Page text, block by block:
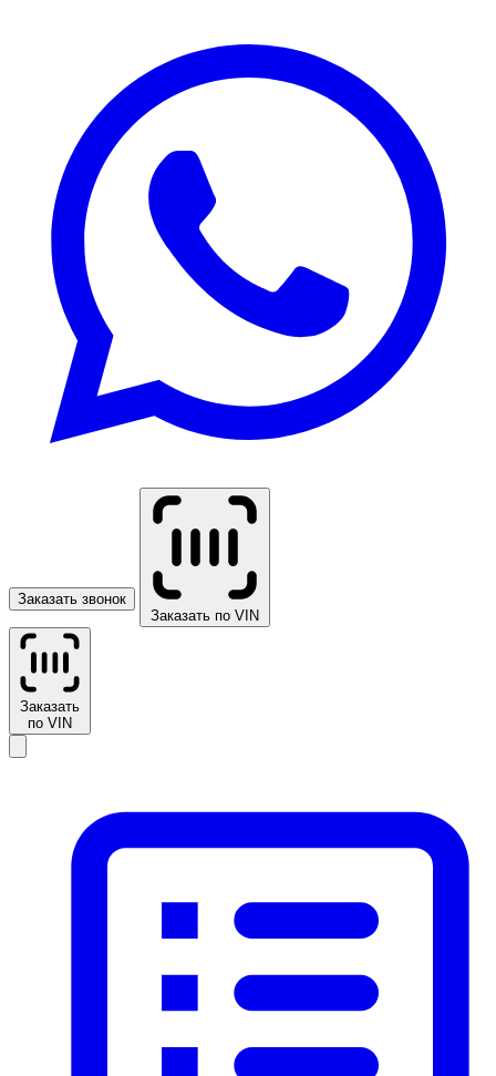
Заказать звонок
Заказать по VIN
Заказать
по VIN